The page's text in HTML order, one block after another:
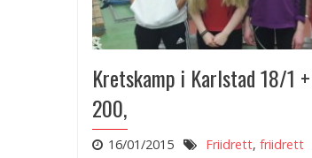
Kretskamp i Karlstad 18/1
200,
16/01/2015 Friidrett, friidrett